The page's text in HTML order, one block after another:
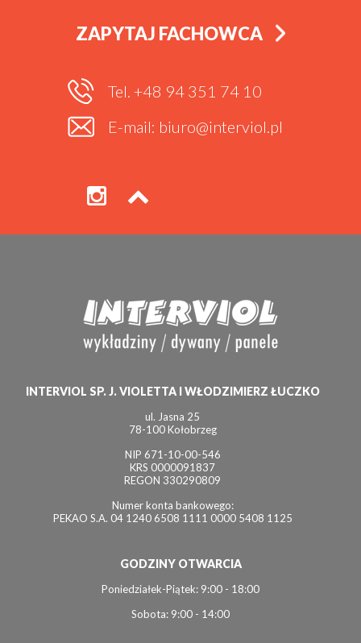
ZAPYTAJ FACHOWCA
Tel. +48 94 351 74 10
E-mail: biuro@interviol.pl
INTERVIOL SP. J. VIOLETTA I WŁODZIMIERZ ŁUCZKO
ul. Jasna 25
78-100 Kołobrzeg
NIP 671-10-00-546
KRS 0000091837
REGON 330290809
Numer konta bankowego:
PEKAO S.A. 04 1240 6508 1111 0000 5408 1125
GODZINY OTWARCIA
Poniedziałek-Piątek: 9:00 - 18:00
Sobota: 9:00 - 14:00